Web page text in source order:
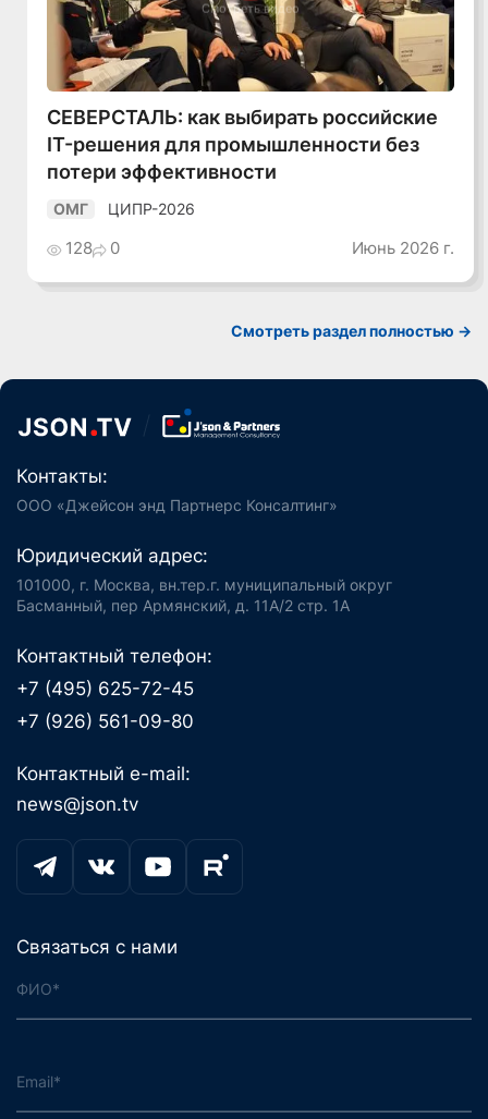
Смотреть видео
СЕВЕРСТАЛЬ: как выбирать российские
IT-решения для промышленности без
потери эффективности
ОМГ ЦИПР-2026
128 0 Июнь 2026 г.
Смотреть раздел полностью ->
Контакты:
ООО «Джейсон энд Партнерс Консалтинг»
Юридический адрес:
101000, г. Москва, вн.тер.г. муниципальный округ
Басманный, пер Армянский, д. 11А/2 стр. 1А
Контактный телефон:
+7 (495) 625-72-45
+7 (926) 561-09-80
Контактный e-mail:
news@json.tv
Связаться с нами